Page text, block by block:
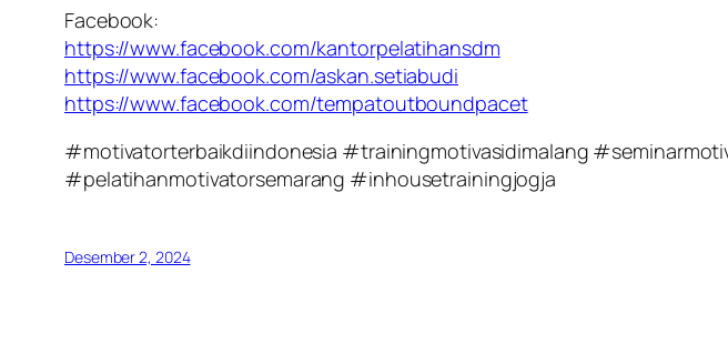
Facebook:
https://www.facebook.com/kantorpelatihansdm
https://www.facebook.com/askan.setiabudi
https://www.facebook.com/tempatoutboundpacet
#motivatorterbaikdiindonesia #trainingmotivasidimalang
#pelatihanmotivatorsemarang #inhousetrainingjogja
Desember 2, 2024